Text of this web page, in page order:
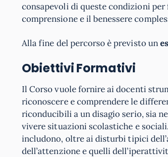
consapevoli di queste condizioni
comprensione e il benessere
Alla fine del percorso è previsto un
Obiettivi Formativi
Il Corso vuole fornire ai docenti
riconoscere e comprendere le
riconducibili a un disagio serio, sia
vivere situazioni scolastiche e
includono, oltre ai disturbi tipici
dell’attenzione e quelli